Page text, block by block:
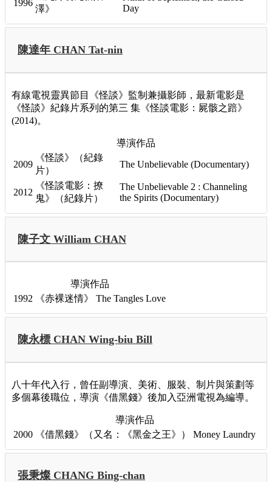
1996
澤》
Day
陳達年 CHAN Tat-nin
有線電視靈異節目《怪談》監制兼攝影師，最新電影是
《怪談》紀錄片系列的第三 集《怪談電影：屍骸之踣》
(2014)。
導演作品
2009
《怪談》（紀錄
片）
The Unbelievable (Documentary)
2012
《怪談電影：撩
鬼》（紀錄片）
The Unbelievable 2 : Channeling
the Spirits (Documentary)
陳子文 William CHAN
導演作品
1992
《赤裸迷情》 The Tangles Love
陳永標 CHAN Wing-biu Bill
八十年代入行，曾任副導演、美術、服裝、制片與策劃等
多個幕後職位，導演《借黑錢》後加入亞洲電視為編導。
導演作品
2000
《借黑錢》（又名：《黑金之王》） Money Laundry
張秉燦 CHANG Bing-chan